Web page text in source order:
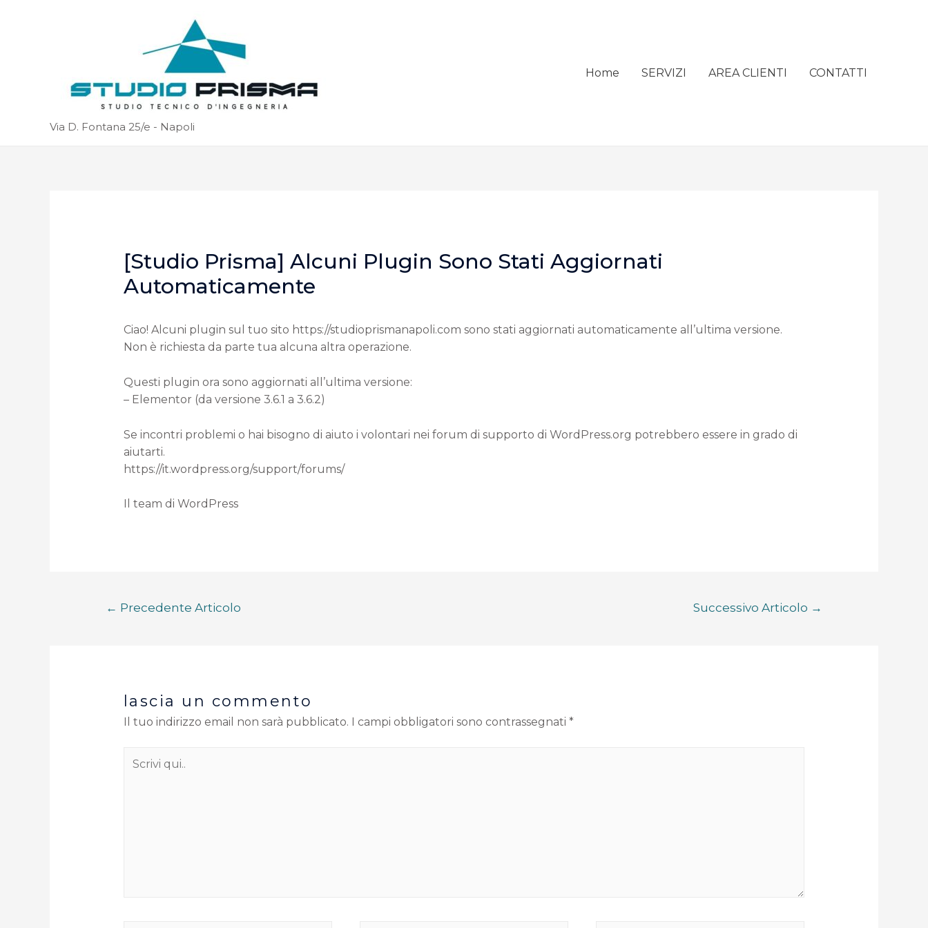
Via D. Fontana 25/e - Napoli
Home SERVIZI AREA CLIENTI CONTATTI
[Studio Prisma] Alcuni Plugin Sono Stati Aggiornati
Automaticamente
Ciao! Alcuni plugin sul tuo sito https://studioprismanapoli.com sono stati aggiornati automaticamente all’ultima versione.
Non è richiesta da parte tua alcuna altra operazione.
Questi plugin ora sono aggiornati all’ultima versione:
– Elementor (da versione 3.6.1 a 3.6.2)
Se incontri problemi o hai bisogno di aiuto i volontari nei forum di supporto di WordPress.org potrebbero essere in grado di
aiutarti.
https://it.wordpress.org/support/forums/
Il team di WordPress
← Precedente Articolo Successivo Articolo →
lascia un commento
Il tuo indirizzo email non sarà pubblicato. I campi obbligatori sono contrassegnati *